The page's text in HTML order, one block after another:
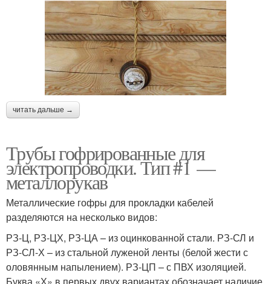
читать дальше →
Трубы гофрированные для
электропроводки. Тип #1 —
металлорукав
Металлические гофры для прокладки кабелей
разделяются на несколько видов:
РЗ-Ц, РЗ-ЦХ, РЗ-ЦА – из оцинкованной стали. РЗ-СЛ и
РЗ-СЛ-Х – из стальной луженой ленты (белой жести с
оловянным напылением). РЗ-ЦП – с ПВХ изоляцией.